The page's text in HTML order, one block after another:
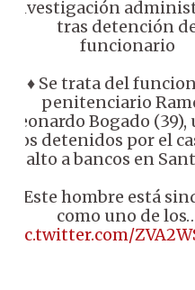
investigación
tras detención
funcionario
♦️ Se trata del
penitenciario
Leonardo Bogado (39),
los detenidos por el
asalto a bancos en
♦️ Este hombre está
como uno de
pic.twitter.com/